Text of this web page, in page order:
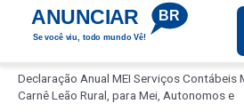
conteúdo
ANUNCIAR BR
Se você viu, todo mundo Vê!
Declaração Anual MEI Serviços Contábeis
Carnê Leão Rural, para Mei, Autonomos e